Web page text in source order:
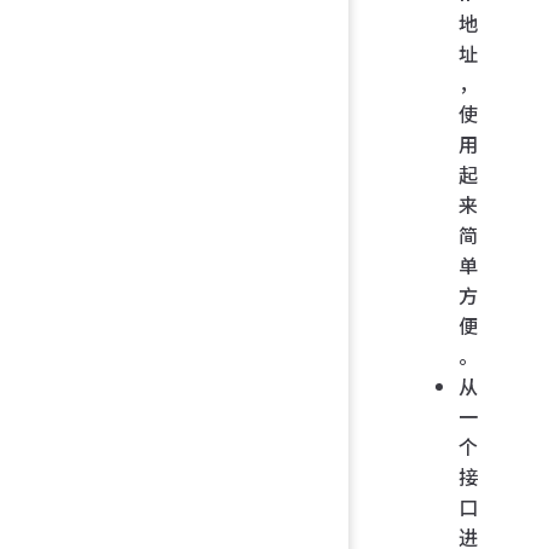
地
址
，
使
用
起
来
简
单
方
便
。
从
一
个
接
口
进